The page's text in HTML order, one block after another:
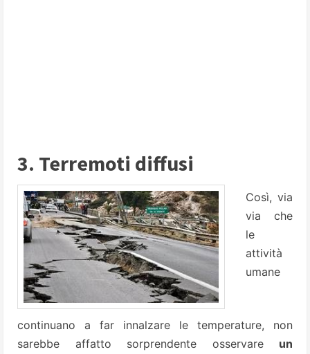
3. Terremoti diffusi
Così, via
via che
le
attività
umane
continuano a far innalzare le temperature, non
sarebbe affatto sorprendente osservare un